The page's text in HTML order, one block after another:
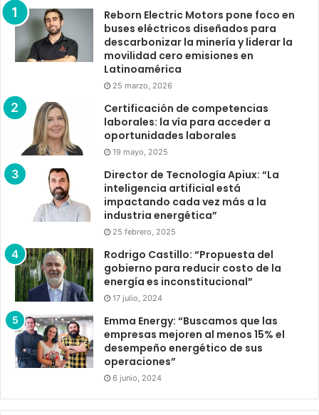
Reborn Electric Motors pone foco en
buses eléctricos diseñados para
descarbonizar la minería y liderar la
movilidad cero emisiones en
Latinoamérica
25 marzo, 2026
Certificación de competencias
laborales: la vía para acceder a
oportunidades laborales
19 mayo, 2025
Director de Tecnología Apiux: “La
inteligencia artificial está
impactando cada vez más a la
industria energética”
25 febrero, 2025
Rodrigo Castillo: “Propuesta del
gobierno para reducir costo de la
energía es inconstitucional”
17 julio, 2024
Emma Energy: “Buscamos que las
empresas mejoren al menos 15% el
desempeño energético de sus
operaciones”
6 junio, 2024